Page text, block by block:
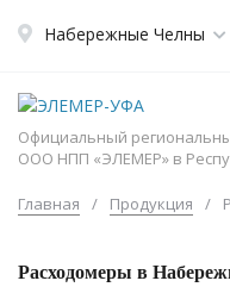
Набережные Челны
Официальный
ООО НПП «ЭЛЕМЕР» в
Главная / Продукция /
Расходомеры в